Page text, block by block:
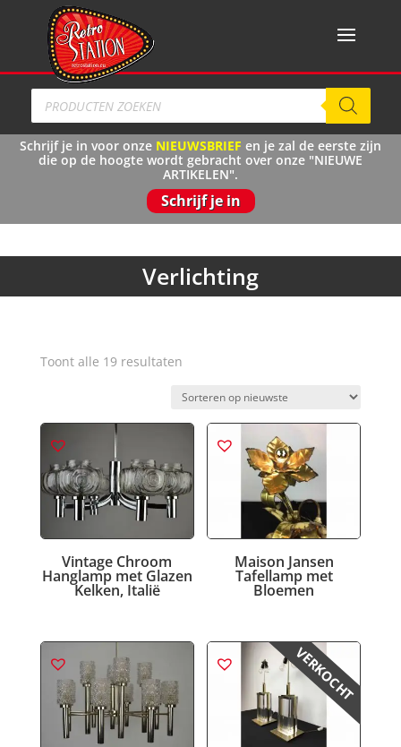
Producten
zoeken
Schrijf je in voor onze NIEUWSBRIEF en je zal de eerste zijn
die op de hoogte wordt gebracht over onze "NIEUWE
ARTIKELEN".
Schrijf je in
Verlichting
Toont alle 19 resultatenGesorteerd
nieuwste
Vintage Chroom
Hanglamp met Glazen
Kelken, Italië
Maison Jansen
Tafellamp met
Bloemen
VERKOCHT